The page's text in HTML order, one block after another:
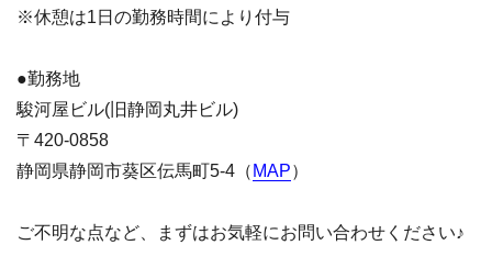
※休憩は1日の勤務時間により付与
●勤務地
駿河屋ビル(旧静岡丸井ビル)
〒420-0858
静岡県静岡市葵区伝馬町5-4（ MAP）
ご不明な点など、まずはお気軽にお問い合わせください♪